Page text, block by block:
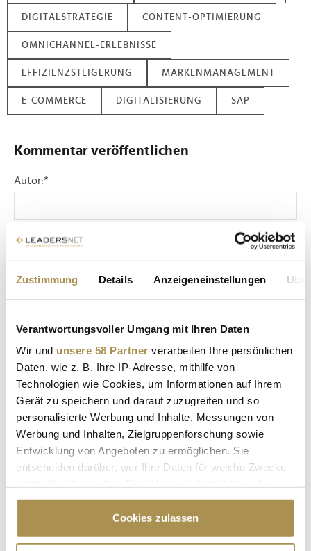
Zustimmung Details Anzeigeneinstellungen
Verantwortungsvoller Umgang mit Ihren Daten
Wir und unsere 58 Partner verarbeiten Ihre persönlichen
Daten, wie z. B. Ihre IP-Adresse, mithilfe von
Technologien wie Cookies, um Informationen auf Ihrem
Gerät zu speichern und darauf zuzugreifen und so
personalisierte Werbung und Inhalte, Messungen von
Werbung und Inhalten, Zielgruppenforschung sowie
Entwicklung von Angeboten zu ermöglichen. Sie
entscheiden darüber, wer Ihre Daten für welche Zwecke
Cookie-Erklärung oder durch Klicken auf das Privacy
Trigger Symbol ändern oder widerrufen
Cookies zulassen
DIGITALSTRATEGIE CONTENT-OPTIMIERUNG
OMNICHANNEL-ERLEBNISSE
EFFIZIENZSTEIGERUNG MARKENMANAGEMENT
E-COMMERCE DIGITALISIERUNG SAP
Kommentar veröffentlichen
Autor:*
Kommentar:*
Sicherheitscode bestätigen:
* Pflichtfelder.
LEADERSNET.TV